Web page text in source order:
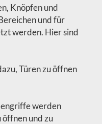
Knöpfen und
und für
werden. Hier sind
Türen zu öffnen
werden
und zu